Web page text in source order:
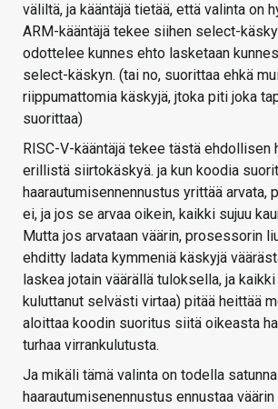
väliltä, ja kääntäjä tietää, että valinta on
ARM-kääntäjä tekee siihen select-
odottelee kunnes ehto lasketaan
select-käskyn. (tai no, suorittaa ehkä
riippumattomia käskyjä, jtoka piti joka
suorittaa)
RISC-V-kääntäjä tekee tästä ehdollisen
erillistä siirtokäskyä. ja kun koodia
haarautumisennennustus yrittää arvata,
ei, ja jos se arvaa oikein, kaikki sujuu
Mutta jos arvataan väärin, prosessorin
ehditty ladata kymmeniä käskyjä
laskea jotain väärällä tuloksella, ja
kuluttanut selvästi virtaa) pitää heittää
aloittaa koodin suoritus siitä oikeasta
turhaa virrankulutusta.
Ja mikäli tämä valinta on todella
haarautumisenennustus ennustaa väärin